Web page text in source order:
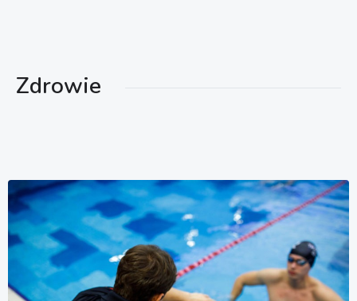
Zdrowie